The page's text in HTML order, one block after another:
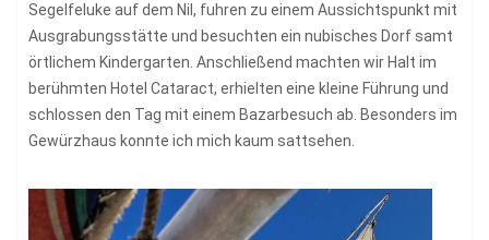
Segelfeluke auf dem Nil, fuhren zu einem Aussichtspunkt mit
Ausgrabungsstätte und besuchten ein nubisches Dorf samt
örtlichem Kindergarten. Anschließend machten wir Halt im
berühmten Hotel Cataract, erhielten eine kleine Führung und
schlossen den Tag mit einem Bazarbesuch ab. Besonders im
Gewürzhaus konnte ich mich kaum sattsehen.